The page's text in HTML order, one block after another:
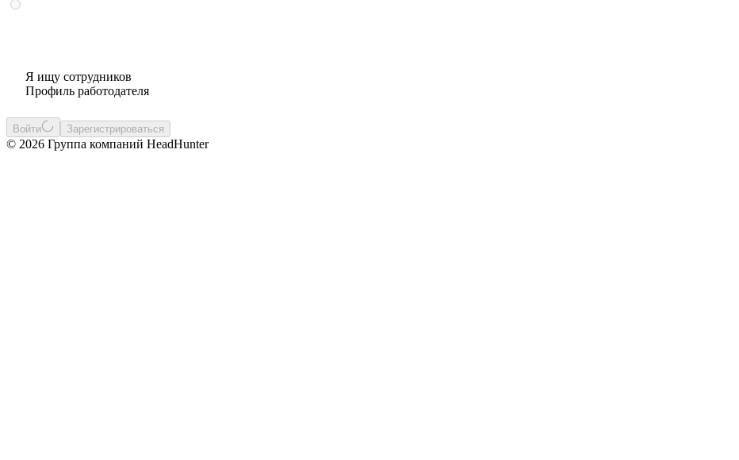
Я ищу сотрудников
Профиль работодателя
Войти Зарегистрироваться
© 2026 Группа компаний HeadHunter